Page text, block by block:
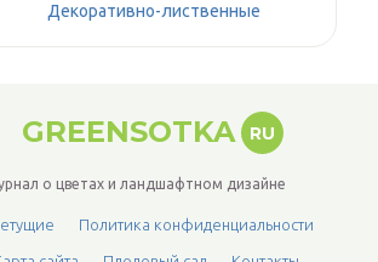
Декоративно-лиственные
GREENSOTKA RU
о цветах и ландшафтном дизайне
Политика конфиденциальности